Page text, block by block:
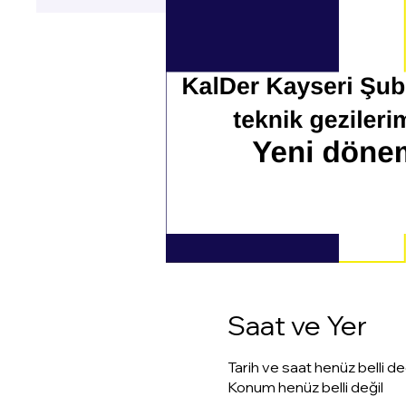
Saat ve Yer
Tarih ve saat henüz belli
Konum henüz belli değil